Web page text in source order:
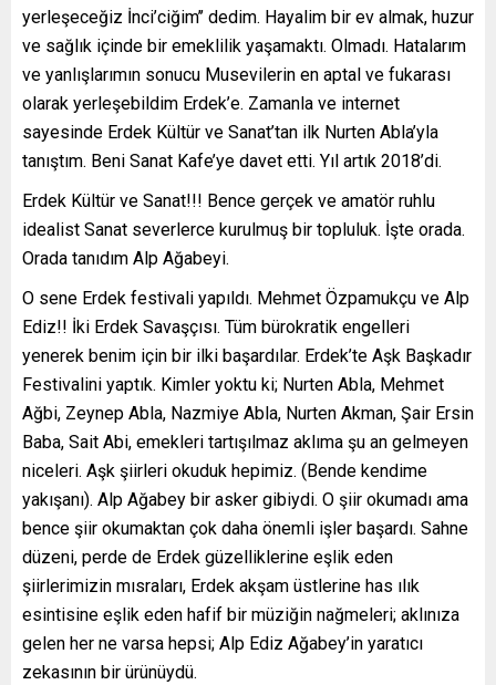
yerleşeceğiz İnci’ciğim’’ dedim. Hayalim bir ev almak, huzur
ve sağlık içinde bir emeklilik yaşamaktı. Olmadı. Hatalarım
ve yanlışlarımın sonucu Musevilerin en aptal ve fukarası
olarak yerleşebildim Erdek’e. Zamanla ve internet
sayesinde Erdek Kültür ve Sanat’tan ilk Nurten Abla’yla
tanıştım. Beni Sanat Kafe’ye davet etti. Yıl artık 2018’di.
Erdek Kültür ve Sanat!!! Bence gerçek ve amatör ruhlu
idealist Sanat severlerce kurulmuş bir topluluk. İşte orada.
Orada tanıdım Alp Ağabeyi.
O sene Erdek festivali yapıldı. Mehmet Özpamukçu ve Alp
Ediz!! İki Erdek Savaşçısı. Tüm bürokratik engelleri
yenerek benim için bir ilki başardılar. Erdek’te Aşk Başkadır
Festivalini yaptık. Kimler yoktu ki; Nurten Abla, Mehmet
Ağbi, Zeynep Abla, Nazmiye Abla, Nurten Akman, Şair Ersin
Baba, Sait Abi, emekleri tartışılmaz aklıma şu an gelmeyen
niceleri. Aşk şiirleri okuduk hepimiz. (Bende kendime
yakışanı). Alp Ağabey bir asker gibiydi. O şiir okumadı ama
bence şiir okumaktan çok daha önemli işler başardı. Sahne
düzeni, perde de Erdek güzelliklerine eşlik eden
şiirlerimizin mısraları, Erdek akşam üstlerine has ılık
esintisine eşlik eden hafif bir müziğin nağmeleri; aklınıza
gelen her ne varsa hepsi; Alp Ediz Ağabey’in yaratıcı
zekasının bir ürünüydü.